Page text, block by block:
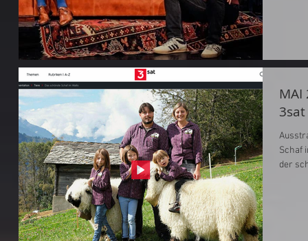
MAI
3sat
Schaf
der